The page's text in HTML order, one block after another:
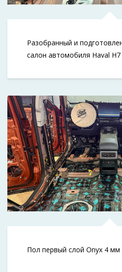
Разобранный и
салон автомобиля Haval H7
Пол первый слой Onyx 4 мм